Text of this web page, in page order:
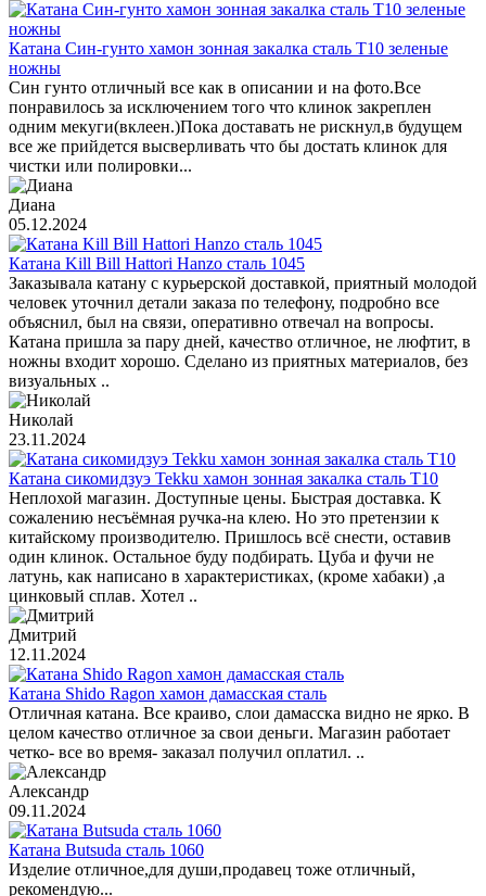
Катана Син-гунто хамон зонная закалка сталь T10 зеленые
ножны
Син гунто отличный все как в описании и на фото.Все
понравилось за исключением того что клинок закреплен
одним мекуги(вклеен.)Пока доставать не рискнул,в будущем
все же прийдется высверливать что бы достать клинок для
чистки или полировки...
Диана
05.12.2024
Катана Kill Bill Hattori Hanzo сталь 1045
Заказывала катану с курьерской доставкой, приятный молодой
человек уточнил детали заказа по телефону, подробно все
объяснил, был на связи, оперативно отвечал на вопросы.
Катана пришла за пару дней, качество отличное, не люфтит, в
ножны входит хорошо. Сделано из приятных материалов, без
визуальных ..
Николай
23.11.2024
Катана сикомидзуэ Tekku хамон зонная закалка сталь T10
Неплохой магазин. Доступные цены. Быстрая доставка. К
сожалению несъёмная ручка-на клею. Но это претензии к
китайскому производителю. Пришлось всё снести, оставив
один клинок. Остальное буду подбирать. Цуба и фучи не
латунь, как написано в характеристиках, (кроме хабаки) ,а
цинковый сплав. Хотел ..
Дмитрий
12.11.2024
Катана Shido Ragon хамон дамасская сталь
Отличная катана. Все краиво, слои дамасска видно не ярко. В
целом качество отличное за свои деньги. Магазин работает
четко- все во время- заказал получил оплатил. ..
Александр
09.11.2024
Катана Butsuda сталь 1060
Изделие отличное,для души,продавец тоже отличный,
рекомендую...